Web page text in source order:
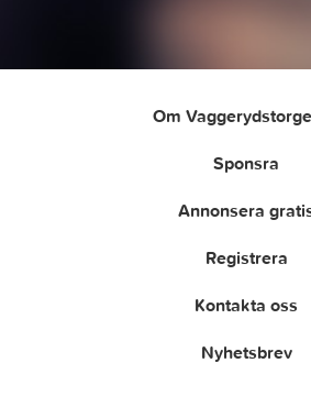
Om
Sponsra
Annonsera
Registrera
Kontakta oss
Nyhetsbrev